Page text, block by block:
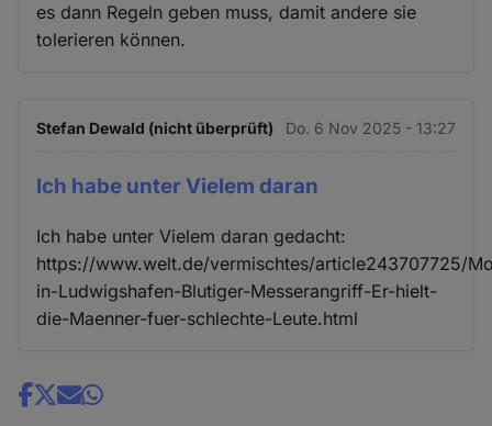
es dann Regeln geben muss, damit andere sie
tolerieren können.
Stefan Dewald (nicht überprüft) Do. 6 Nov 2025 - 13:27
Ich habe unter Vielem daran
Ich habe unter Vielem daran gedacht:
https://www.welt.de/vermischtes/article243707725/
in-Ludwigshafen-Blutiger-Messerangriff-Er-hielt-
die-Maenner-fuer-schlechte-Leute.html
Share